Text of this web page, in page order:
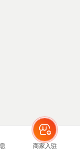
商家入驻